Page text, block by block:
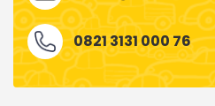
0821 3131 000 76